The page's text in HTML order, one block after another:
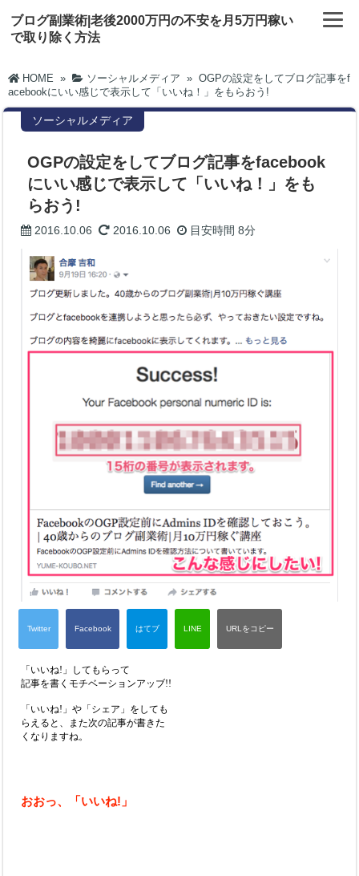
ブログ副業術|老後2000万円の不安を月5万円稼い
で取り除く方法
HOME » ソーシャルメディア » OGPの設定をしてブログ記事をf
acebookにいい感じで表示して「いいね！」をもらおう!
ソーシャルメディア
OGPの設定をしてブログ記事をfacebook
にいい感じで表示して「いいね！」をも
らおう!
2016.10.06 2016.10.06 目安時間8分
「いいね!」してもらって
記事を書くモチベーションアッブ!!
「いいね!」や「シェア」をしても
らえると、また次の記事が書きた
くなりますね。
おおっ、「いいね!」